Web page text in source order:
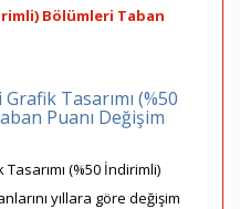
Bölümleri Taban
Tasarımı (%50
Puanı Değişim
(%50 İndirimli)
yıllara göre değişim